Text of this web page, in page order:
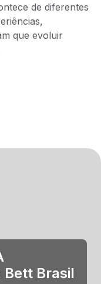
de diferentes
que evoluir
Bett Brasil